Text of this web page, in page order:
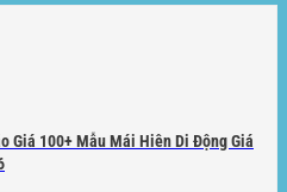
Giá 100+ Mẫu Mái Hiên Di Động Giá